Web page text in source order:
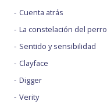
Cuenta atrás
La constelación del perro
Sentido y sensibilidad
Clayface
Digger
Verity